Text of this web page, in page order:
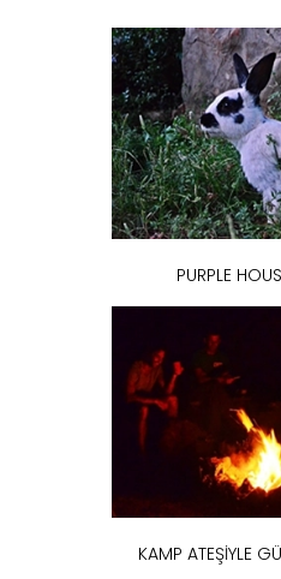
PURPLE
KAMP ATEŞİYLE